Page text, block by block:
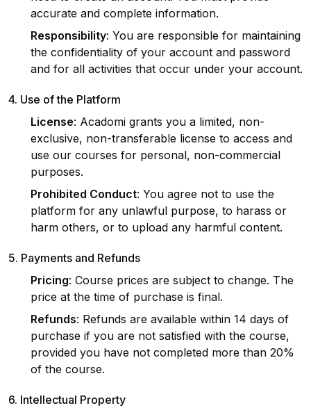
accurate and complete information.
Responsibility: You are responsible for maintaining
the confidentiality of your account and password
and for all activities that occur under your account.
4. Use of the Platform
License: Acadomi grants you a limited, non-
exclusive, non-transferable license to access and
use our courses for personal, non-commercial
purposes.
Prohibited Conduct: You agree not to use the
platform for any unlawful purpose, to harass or
harm others, or to upload any harmful content.
5. Payments and Refunds
Pricing: Course prices are subject to change. The
price at the time of purchase is final.
Refunds: Refunds are available within 14 days of
purchase if you are not satisfied with the course,
provided you have not completed more than 20%
of the course.
6. Intellectual Property